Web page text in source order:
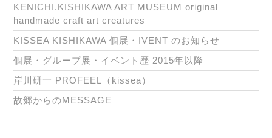
KENICHI.KISHIKAWA ART MUSEUM original
handmade craft art creatures
KISSEA KISHIKAWA 個展・IVENT のお知らせ
個展・グループ展・イベント歴 2015年以降
岸川研一 PROFEEL（kissea）
故郷からのMESSAGE